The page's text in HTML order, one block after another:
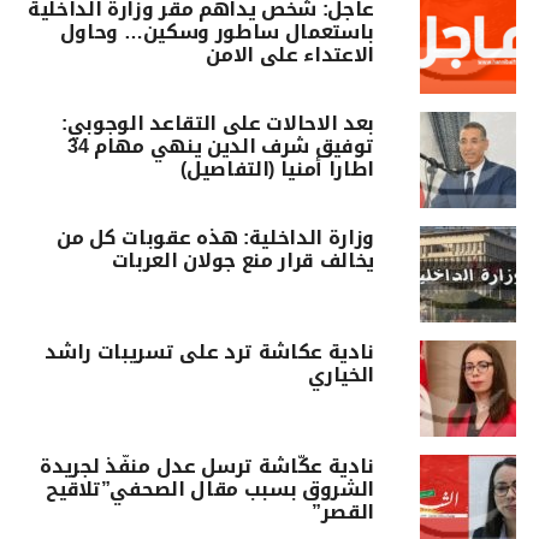
عاجل: شخص يداهم مقر وزارة الداخلية
باستعمال ساطور وسكين… وحاول
الاعتداء على الامن
بعد الاحالات على التقاعد الوجوبي:
توفيق شرف الدين ينهي مهام 34
اطارا أمنيا (التفاصيل)
وزارة الداخلية: هذه عقوبات كل من
يخالف قرار منع جولان العربات
نادية عكاشة ترد على تسريبات راشد
الخياري
نادية عكّاشة ترسل عدل منفّذ لجريدة
الشروق بسبب مقال الصحفي”تلاقيح
القصر”